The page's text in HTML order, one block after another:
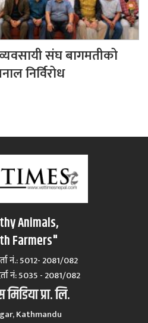
संघ बागमतीको
निर्विरोध
Animals,
Farmers"
नं.: 5012- 2081/082
नं‍: 5035 - 2081/082
प्रा. लि.
Kathmandu